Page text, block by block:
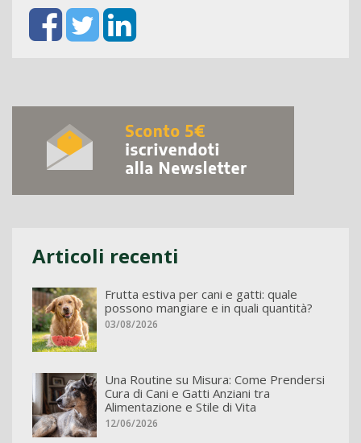
Articoli recenti
Frutta estiva per cani e gatti: quale
possono mangiare e in quali quantità?
03/08/2026
Una Routine su Misura: Come Prendersi
Cura di Cani e Gatti Anziani tra
Alimentazione e Stile di Vita
12/06/2026